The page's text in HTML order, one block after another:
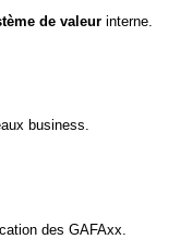
de valeurinterne.
business.
des GAFAxx.